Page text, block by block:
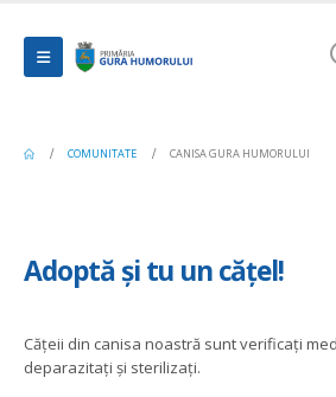
COMUNITATE CANISA GURA HUMORULUI
Adoptă și tu un cățel!
Cățeii din canisa noastră sunt verificați
deparazitați și sterilizați.